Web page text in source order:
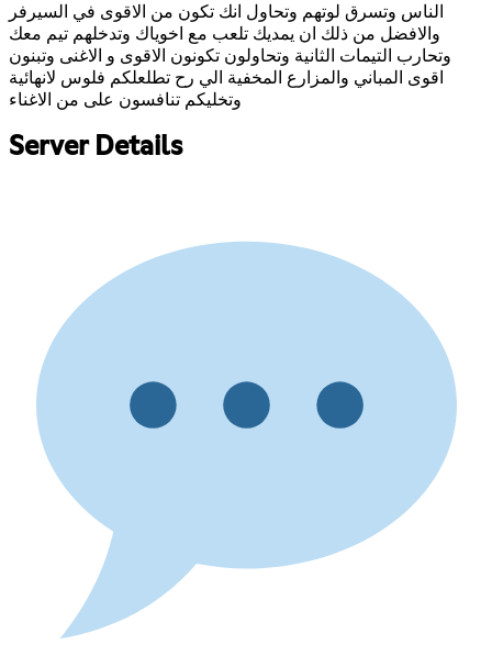
الناس وتسرق لوتهم وتحاول انك تكون من الاقوى في السيرفر
والافضل من ذلك ان يمديك تلعب مع اخوياك وتدخلهم تيم معك
وتحارب التيمات الثانية وتحاولون تكونون الاقوى و الاغنى وتبنون
اقوى المباني والمزارع المخفية الي رح تطلعلكم فلوس لانهائية
وتخليكم تنافسون على من الاغناء
Server Details